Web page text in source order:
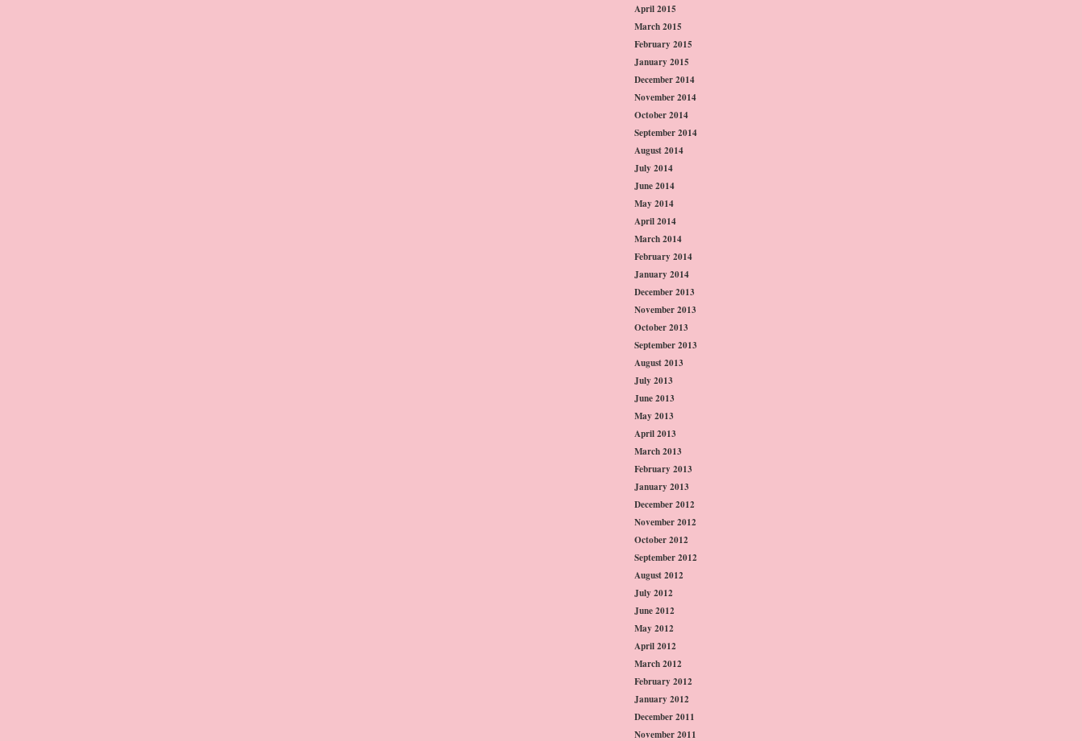
April 2015
March 2015
February 2015
January 2015
December 2014
November 2014
October 2014
September 2014
August 2014
July 2014
June 2014
May 2014
April 2014
March 2014
February 2014
January 2014
December 2013
November 2013
October 2013
September 2013
August 2013
July 2013
June 2013
May 2013
April 2013
March 2013
February 2013
January 2013
December 2012
November 2012
October 2012
September 2012
August 2012
July 2012
June 2012
May 2012
April 2012
March 2012
February 2012
January 2012
December 2011
November 2011